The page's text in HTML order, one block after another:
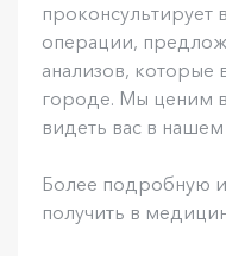
проконсультирует
операции,
анализов, которые
городе. Мы ценим
видеть вас в
Более подробную
получить в